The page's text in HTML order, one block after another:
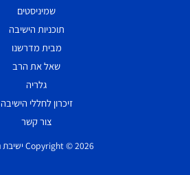
שמיניסטים
תוכניות הישיבה
מבית מדרשנו
שאל את הרב
גלריה
זיכרון לחללי הישיבה
צור קשר
Copyright © 2026 ישיבת הכותל